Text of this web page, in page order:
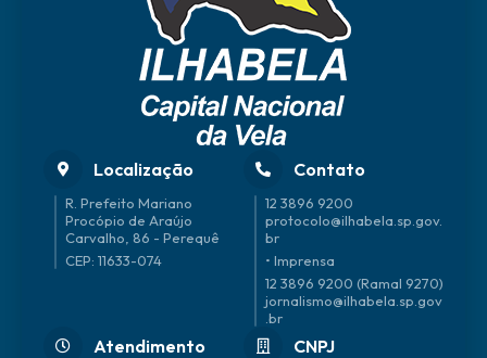
Localização
R. Prefeito Mariano
Procópio de Araújo
Carvalho, 86 - Perequê
CEP: 11633-074
Contato
12 3896 9200
protocolo@ilhabela.sp.gov.
br
• Imprensa
12 3896 9200 (Ramal 9270)
jornalismo@ilhabela.sp.gov
.br
Atendimento CNPJ